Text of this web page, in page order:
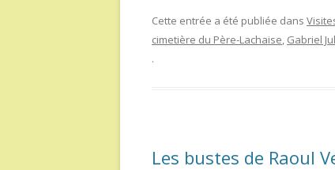
Cette entrée a été publiée dans
cimetière du Père-Lachaise, Gabriel
.
Les bustes de Raoul